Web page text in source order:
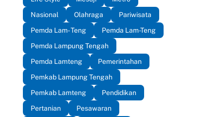
Nasional
Olahraga
Pariwisata
Pemda Lam- Teng
Pemda Lam-Teng
Pemda Lampung Tengah
Pemda Lamteng
Pemerintahan
Pemkab Lampung Tengah
Pemkab Lamteng
Pendidikan
Pertanian
Pesawaran